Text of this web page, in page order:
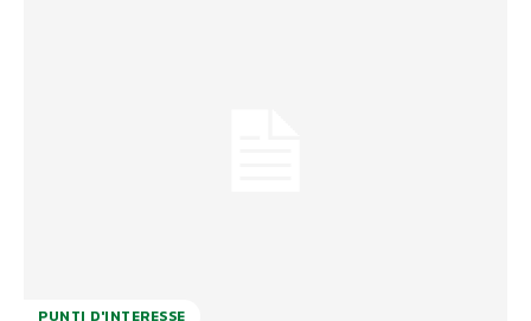
PUNTI D'INTERESSE